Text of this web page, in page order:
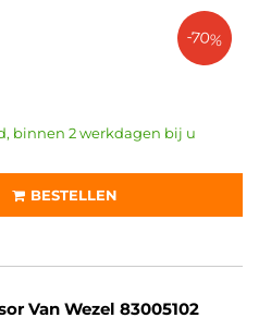
-70%
binnen 2 werkdagen bij u
BESTELLEN
Van Wezel 83005102